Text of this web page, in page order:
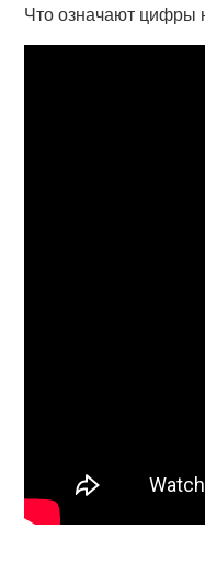
Что означают цифры